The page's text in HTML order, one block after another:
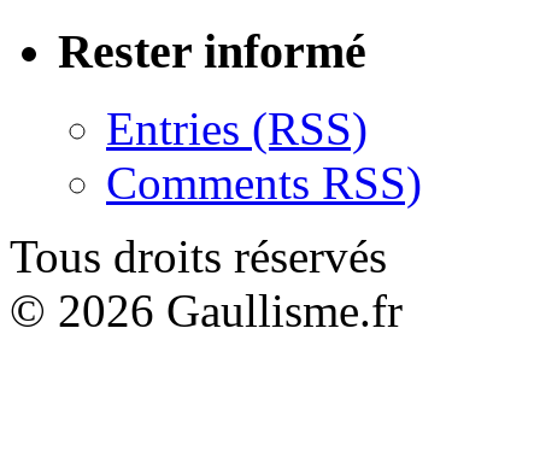
Rester informé
Entries (RSS)
Comments RSS)
Tous droits réservés
© 2026 Gaullisme.fr